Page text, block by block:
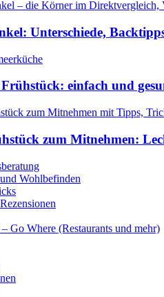
Unterschiede,
einfach und
zum Mitnehmen:
Wohlbefinden
Go Where (Restaurants und mehr)